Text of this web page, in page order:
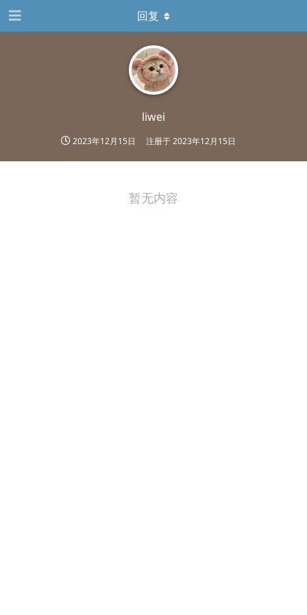
liwei
2023年12月15日 注册于2023年12月15日
回复
暂无内容